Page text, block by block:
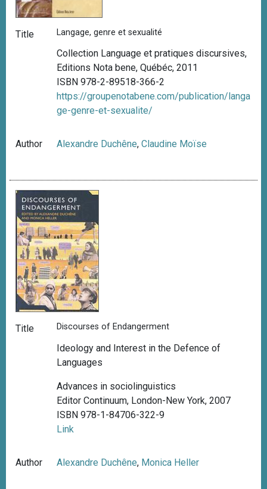
Title Langage, genre et sexualité
Collection Language et pratiques discursives,
Editions Nota bene, Québéc, 2011
ISBN 978-2-89518-366-2
https://groupenotabene.com/publication/langa
ge-genre-et-sexualite/
Author Alexandre Duchêne,Claudine Moïse
Title Discourses of Endangerment
Ideology and Interest in the Defence of
Languages
Advances in sociolinguistics
Editor Continuum, London-New York, 2007
ISBN 978-1-84706-322-9
Link
Author Alexandre Duchêne, Monica Heller